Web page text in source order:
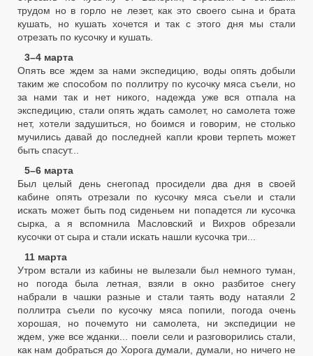
трудом но в горло не лезет, как это своего сына и брата
кушать, но кушать хочется и так с этого дня мы стали
отрезать по кусочку и кушать.
3–4 марта
Опять все ждем за нами экспедицию, воды опять добыли
таким же способом по поллитру по кусочку мяса съели, но
за нами так и нет никого, надежда уже вся отпала на
экспедицию, стали опять ждать самолет, но самолета тоже
нет, хотели задушиться, но боимся и говорим, не столько
мучились давай до последней капли крови терпеть может
быть спасут...
5–6 марта
Был целый день снегопад просидели два дня в своей
кабине опять отрезали по кусочку мяса съели и стали
искать может быть под сиденьем ни попадется ли кусочка
сырка, а я вспомнила Масловский и Вихров обрезали
кусочки от сыра и стали искать нашли кусочка три...
11 марта
Утром встали из кабины не вылезали был немного туман,
но погода была летная, взяли в окно разбитое снегу
набрали в чашки разные и стали таять воду натаяли 2
поллитра съели по кусочку мяса попили, погода очень
хорошая, но почемуто ни самолета, ни экспедиции не
ждем, уже все жданки... поели сели и разговорились стали,
как нам добраться до Хорога думали, думали, но ничего не